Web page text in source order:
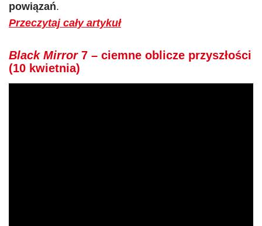
powiązań.
Przeczytaj cały artykuł
Black Mirror7 – ciemne oblicze przyszłości
(10 kwietnia)